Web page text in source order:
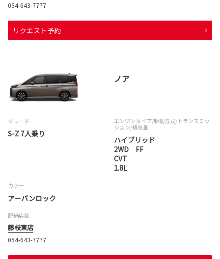
054-643-7777
リクエスト予約
ノア
グレード
S-Z 7人乗り
エンジンタイプ/駆動方式/トランスミッ
ション/排気量
ハイブリッド
2WD FF
CVT
1.8L
カラー
アーバンロック
配備店舗
藤枝東店
054-643-7777